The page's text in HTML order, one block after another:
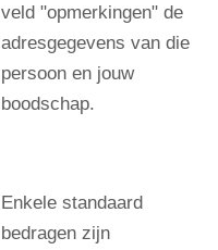
veld "opmerkingen" de
adresgegevens van die
persoon en jouw
boodschap.
Enkele standaard
bedragen zijn